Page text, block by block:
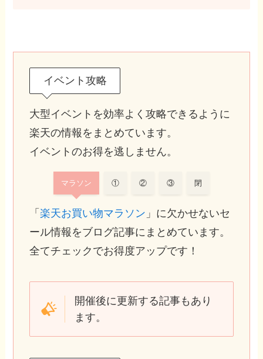
イベント攻略
大型イベントを効率よく攻略できるように
楽天の情報をまとめています。
イベントのお得を逃しません。
マラソン ① ② ③ 閉
「楽天お買い物マラソン 」に欠かせないセ
ール情報をブログ記事にまとめています。
全てチェックでお得度アップです！
開催後に更新する記事もあり
ます。